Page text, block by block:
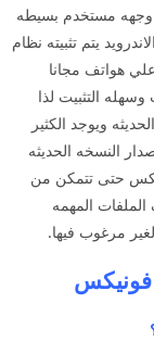
وجهه مستخدم بسيطه
يتم تثبيته نظام
هواتف مجانا
التثبيت لذا
ويوجد الكثير
النسخه الحديثه
حتى تتمكن من
المهمه
مرغوب فيها.